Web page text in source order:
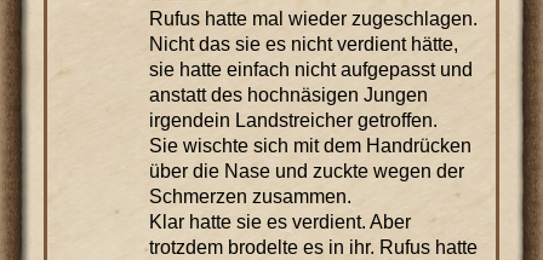
Rufus hatte mal wieder zugeschlagen.
Nicht das sie es nicht verdient hätte,
sie hatte einfach nicht aufgepasst und
anstatt des hochnäsigen Jungen
irgendein Landstreicher getroffen.
Sie wischte sich mit dem Handrücken
über die Nase und zuckte wegen der
Schmerzen zusammen.
Klar hatte sie es verdient. Aber
trotzdem brodelte es in ihr. Rufus hatte